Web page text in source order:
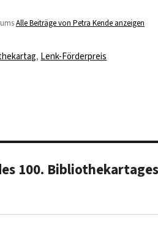
Alle Beiträge von Petra Kende anzeigen
, Lenk-Förderpreis
100.